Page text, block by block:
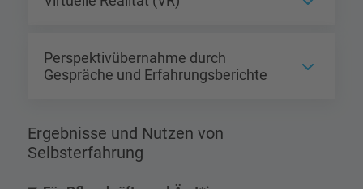
Perspektivübernahme durch
Gespräche und Erfahrungsberichte
Ergebnisse und Nutzen von
Selbsterfahrung